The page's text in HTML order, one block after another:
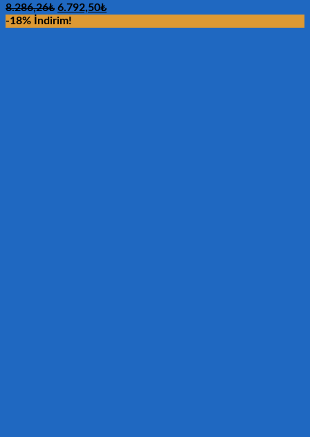
8.286,26₺ Orijinal
fiyat:
6.792,50₺Şu
-18% İndirim!